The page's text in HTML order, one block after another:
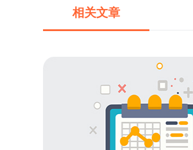
相关文章